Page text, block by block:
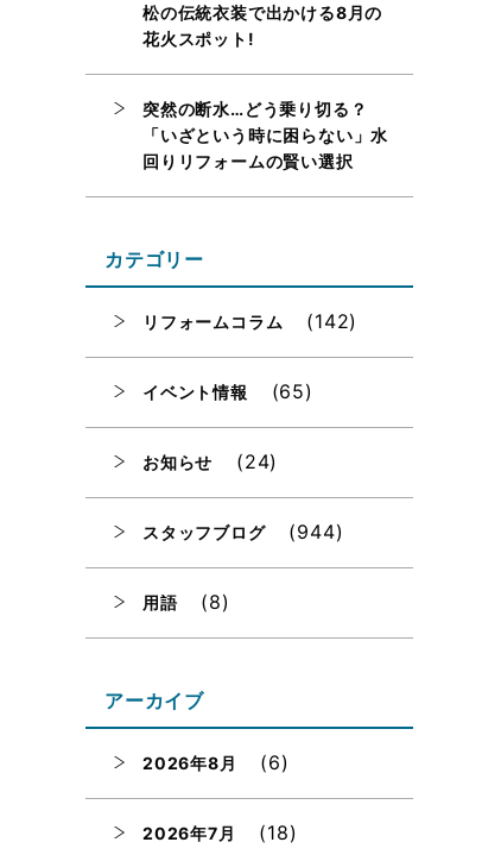
松の伝統衣装で出かける8月の
花火スポット!
突然の断水…どう乗り切る？
「いざという時に困らない」水
回りリフォームの賢い選択
カテゴリー
リフォームコラム (142)
イベント情報 (65)
お知らせ (24)
スタッフブログ (944)
用語 (8)
アーカイブ
2026年8月 (6)
2026年7月 (18)